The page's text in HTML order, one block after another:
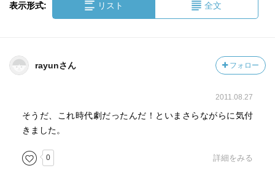
表示形式: リスト 全文
rayunさん フォロー
2011.08.27
そうだ、これ時代劇だったんだ！といまさらながらに気付
きました。
0 詳細をみる